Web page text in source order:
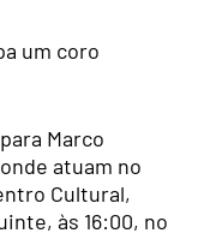
um coro
Marco
atuam no
Cultural,
às 16:00, no